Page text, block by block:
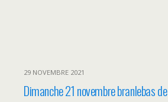
29 NOVEMBRE 2021
Dimanche 21 novembre branlebas de